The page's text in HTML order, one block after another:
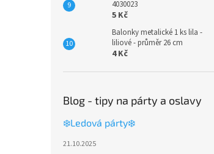
4030023
5 Kč
Balonky metalické 1 ks lila -
liliové - průměr 26 cm
4 Kč
Blog - tipy na párty a oslavy
❄️Ledová párty❄️
21.10.2025